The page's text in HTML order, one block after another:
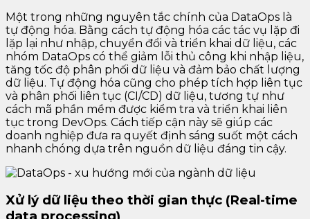
Một trong những nguyên tắc chính của DataOps là
tự động hóa. Bằng cách tự động hóa các tác vụ lặp đi
lặp lại như nhập, chuyển đổi và triển khai dữ liệu, các
nhóm DataOps có thể giảm lỗi thủ công khi nhập liệu,
tăng tốc độ phân phối dữ liệu và đảm bảo chất lượng
dữ liệu. Tự động hóa cũng cho phép tích hợp liên tục
và phân phối liên tục (CI/CD) dữ liệu, tương tự như
cách mã phần mềm được kiểm tra và triển khai liên
tục trong DevOps. Cách tiếp cận này sẽ giúp các
doanh nghiệp đưa ra quyết định sáng suốt một cách
nhanh chóng dựa trên nguồn dữ liệu đáng tin cậy.
Xử lý dữ liệu theo thời gian thực (Real-time